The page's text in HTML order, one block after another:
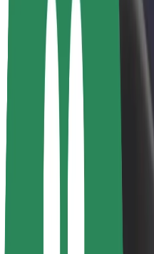
Водієм
Заробіток водія
Кур'єром
Заробіток курʼєра
Партнери Bolt Food
Франшиза